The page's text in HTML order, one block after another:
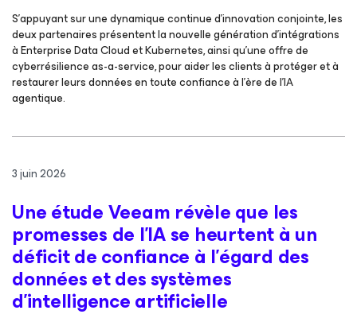
S’appuyant sur une dynamique continue d’innovation conjointe, les
deux partenaires présentent la nouvelle génération d’intégrations
à Enterprise Data Cloud et Kubernetes, ainsi qu’une offre de
cyberrésilience as-a-service, pour aider les clients à protéger et à
restaurer leurs données en toute confiance à l’ère de l’IA
agentique.
3 juin 2026
Une étude Veeam révèle que les
promesses de l’IA se heurtent à un
déficit de confiance à l’égard des
données et des systèmes
d’intelligence artificielle